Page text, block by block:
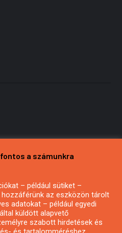
vagy hírlevél
a számunkra
– például sütiket –
az eszközön tárolt
adatokat – például egyedi
küldött alapvető
szabott hirdetések és